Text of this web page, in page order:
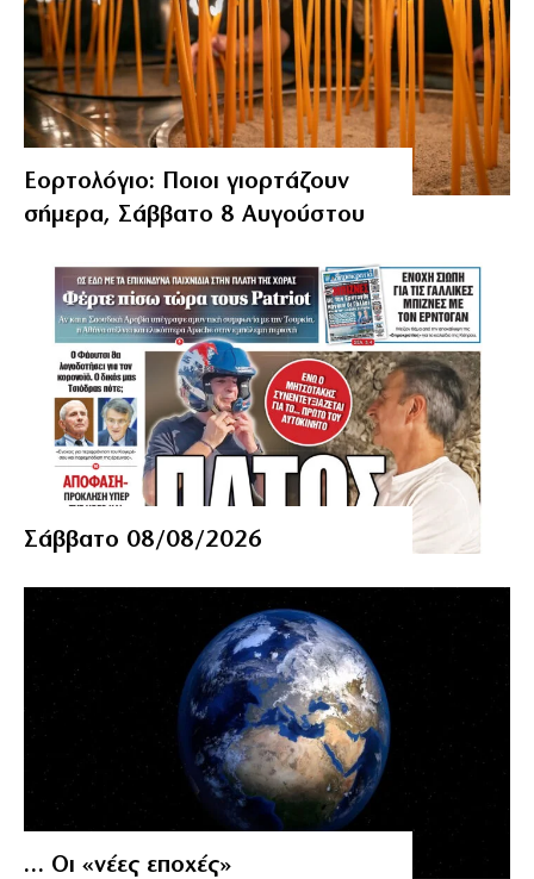
Εορτολόγιο: Ποιοι γιορτάζουν
σήμερα, Σάββατο 8 Αυγούστου
Σάββατο 08/08/2026
… Οι «νέες εποχές»